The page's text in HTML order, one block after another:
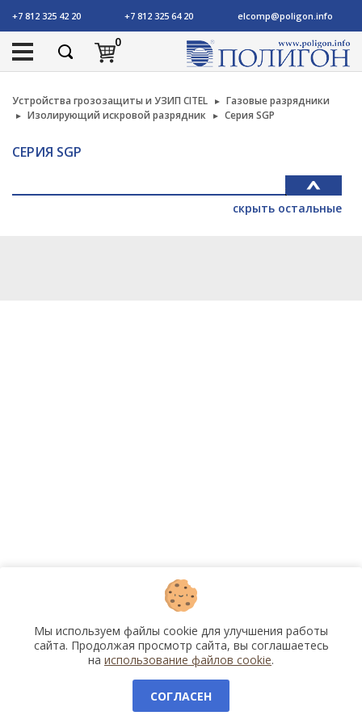
+7 812 325 42 20 +7 812 325 64 20 elcomp@poligon.info
0
Устройства грозозащиты и УЗИП CITEL
Газовые разрядники
Изолирующий искровой разрядник
Серия SGP
СЕРИЯ SGP
скрыть остальные
Мы используем файлы cookie для улучшения работы
сайта. Продолжая просмотр сайта, вы соглашаетесь
на использование файлов cookie.
СОГЛАСЕН